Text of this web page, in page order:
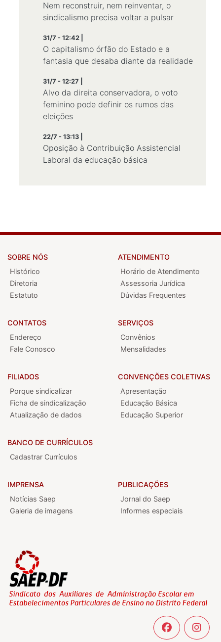
Nem reconstruir, nem reinventar, o
sindicalismo precisa voltar a pulsar
31/7 - 12:42 |
O capitalismo órfão do Estado e a
fantasia que desaba diante da realidade
31/7 - 12:27 |
Alvo da direita conservadora, o voto
feminino pode definir os rumos das
eleições
22/7 - 13:13 |
Oposição à Contribuição Assistencial
Laboral da educação básica
SOBRE NÓS
Histórico
Diretoria
Estatuto
CONTATOS
Endereço
Fale Conosco
ATENDIMENTO
Horário de Atendimento
Assessoria Jurídica
Dúvidas Frequentes
SERVIÇOS
Convênios
Mensalidades
FILIADOS
Porque sindicalizar
Ficha de sindicalização
Atualização de dados
BANCO DE CURRÍCULOS
Cadastrar Currículos
CONVENÇÕES COLETIVAS
Apresentação
Educação Básica
Educação Superior
IMPRENSA
Notícias Saep
Galeria de imagens
PUBLICAÇÕES
Jornal do Saep
Informes especiais